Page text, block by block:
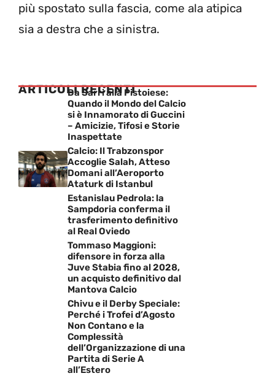
più spostato sulla fascia, come ala atipica
sia a destra che a sinistra.
ARTICOLI RECENTI
Da Sarri alla Pistoiese:
Quando il Mondo del Calcio
si è Innamorato di Guccini
– Amicizie, Tifosi e Storie
Inaspettate
Calcio: Il Trabzonspor
Accoglie Salah, Atteso
Domani all’Aeroporto
Ataturk di Istanbul
Estanislau Pedrola: la
Sampdoria conferma il
trasferimento definitivo
al Real Oviedo
Tommaso Maggioni:
difensore in forza alla
Juve Stabia fino al 2028,
un acquisto definitivo dal
Mantova Calcio
Chivu e il Derby Speciale:
Perché i Trofei d’Agosto
Non Contano e la
Complessità
dell’Organizzazione di una
Partita di Serie A
all’Estero